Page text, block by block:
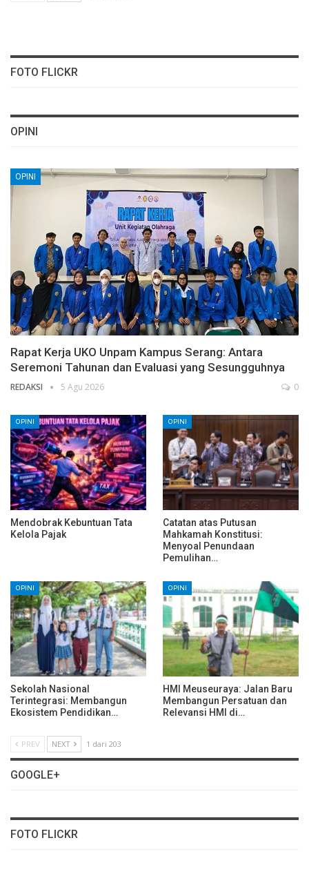
FOTO FLICKR
OPINI
OPINI
Rapat Kerja UKO Unpam Kampus Serang: Antara
Seremoni Tahunan dan Evaluasi yang Sesungguhnya
REDAKSI 5 Agu 2026 0
OPINI
Mendobrak Kebuntuan Tata
Kelola Pajak
OPINI
Catatan atas Putusan
Mahkamah Konstitusi:
Menyoal Penundaan
Pemulihan…
OPINI
Sekolah Nasional
Terintegrasi: Membangun
Ekosistem Pendidikan…
OPINI
HMI Meuseuraya: Jalan Baru
Membangun Persatuan dan
Relevansi HMI di…
PREV NEXT 1 dari 203
GOOGLE+
FOTO FLICKR